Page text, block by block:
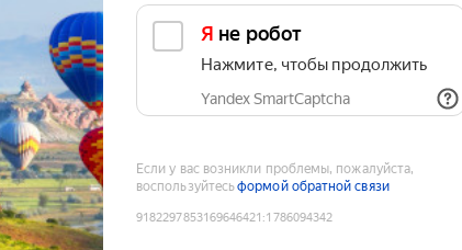
Я не робот
Нажмите, чтобы продолжить
Yandex SmartCaptcha
Если у вас возникли проблемы, пожалуйста,
воспользуйтесьформой обратной связи
9182297853169646421 :1786094342